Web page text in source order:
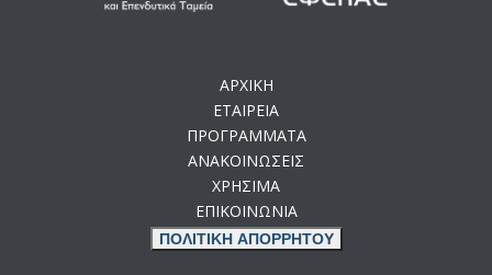
ΑΡΧΙΚΗ
ΕΤΑΙΡΕΙΑ
ΠΡΟΓΡΑΜΜΑΤΑ
ΑΝΑΚΟΙΝΩΣΕΙΣ
ΧΡΗΣΙΜΑ
ΕΠΙΚΟΙΝΩΝΙΑ
ΠΟΛΙΤΙΚΗ ΑΠΟΡΡΗΤΟΥ